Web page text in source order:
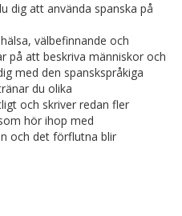
dig att använda spanska på
välbefinnande och
på att beskriva människor och
med den spanskspråkiga
du olika
och skriver redan fler
hör ihop med
och det förflutna blir